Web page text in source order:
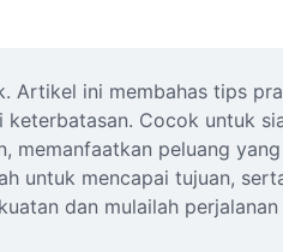
Artikel ini membahas tips
Cocok untuk
memanfaatkan peluang
untuk mencapai tujuan,
dan mulailah